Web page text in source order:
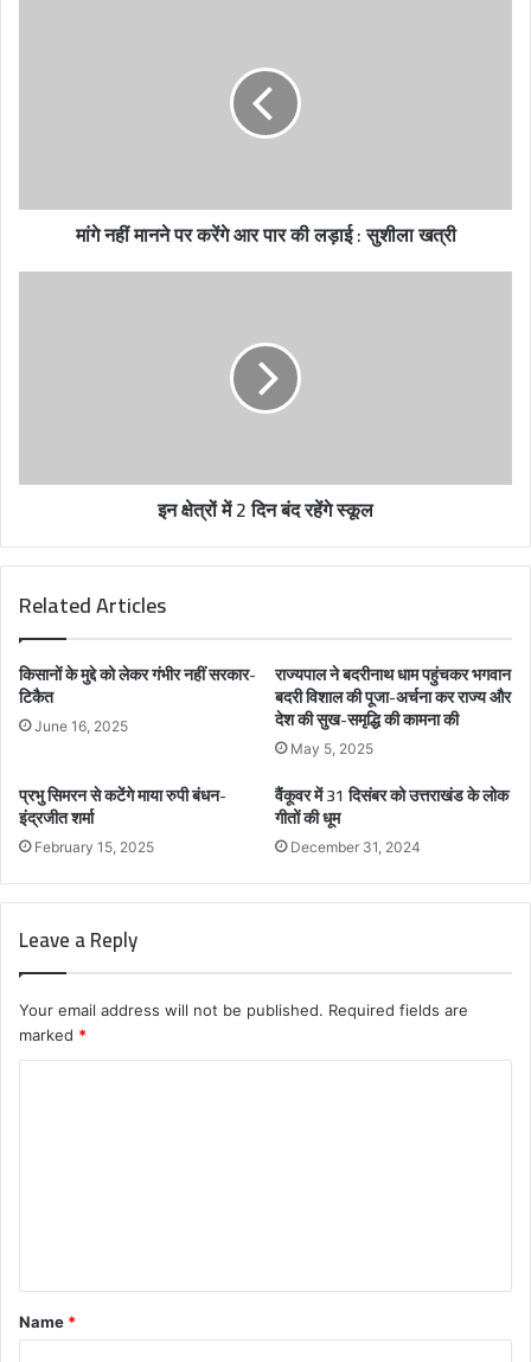
मांगे नहीं मानने पर करेंगे आर पार की लड़ाई : सुशीला खत्री
इन क्षेत्रों में 2 दिन बंद रहेंगे स्कूल
Related Articles
किसानों के मुद्दे को लेकर गंभीर नहीं सरकार-
टिकैत
June 16, 2025
राज्यपाल ने बदरीनाथ धाम पहुंचकर भगवान
बदरी विशाल की पूजा-अर्चना कर राज्य और
देश की सुख-समृद्धि की कामना की
May 5, 2025
प्रभु सिमरन से कटेंगे माया रुपी बंधन-
इंद्रजीत शर्मा
February 15, 2025
वैंकूवर में 31 दिसंबर को उत्तराखंड के लोक
गीतों की धूम
December 31, 2024
Leave a Reply
Your email address will not be published. Required fields are
marked *
t
*
Name *